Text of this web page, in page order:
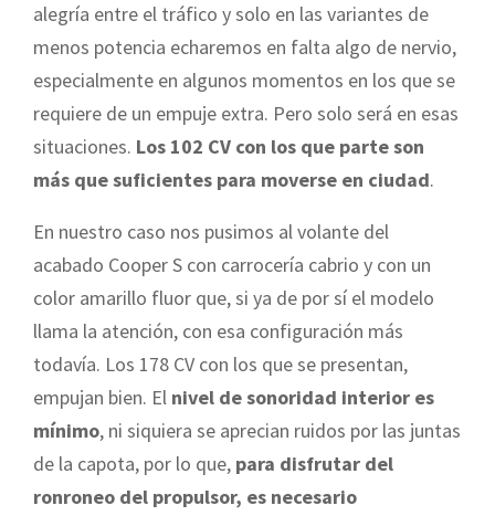
alegría entre el tráfico y solo en las variantes de
menos potencia echaremos en falta algo de nervio,
especialmente en algunos momentos en los que se
requiere de un empuje extra. Pero solo será en esas
situaciones. Los 102 CV con los que parte son
más que suficientes para moverse en ciudad.
En nuestro caso nos pusimos al volante del
acabado Cooper S con carrocería cabrio y con un
color amarillo fluor que, si ya de por sí el modelo
llama la atención, con esa configuración más
todavía. Los 178 CV con los que se presentan,
empujan bien. El nivel de sonoridad interior es
mínimo, ni siquiera se aprecian ruidos por las juntas
de la capota, por lo que, para disfrutar del
ronroneo del propulsor, es necesario